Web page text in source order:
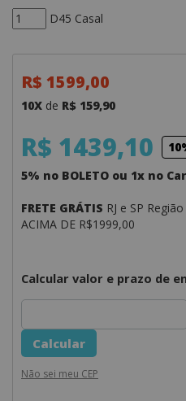
D45 Casal
R$ 1599,00
10X de R$ 159,90
R$ 1439,10
5% no BOLETO ou 1x no
FRETE GRÁTIS RJ e SP
ACIMA DE R$1999,00
Calcular valor e prazo de
Não sei meu CEP